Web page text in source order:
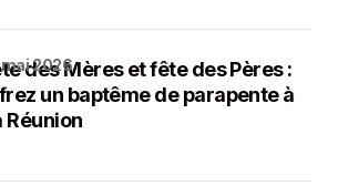
des Mères et fête des Pères :
un baptême de parapente à
Réunion
mai 2026